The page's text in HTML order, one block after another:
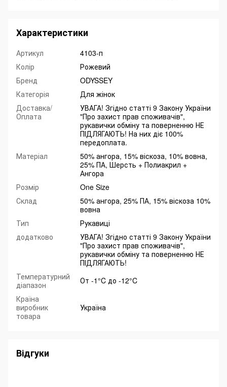
Характеристики
Артикул
4103-п
Колір
Рожевий
Бренд
ODYSSEY
Категорія
Для жінок
Доставка/
Оплата
УВАГА! Згідно статті 9 Закону України
"Про захист прав споживачів",
рукавички обміну та поверненню НЕ
ПІДЛЯГАЮТЬ! На них діє 100%
передоплата.
Матеріал
50% ангора, 15% віскоза, 10% вовна,
25% ПА, Шерсть + Полиакрил +
Ангора
Розмір
One Size
Склад
50% ангора, 25% ПА, 15% віскоза 10%
вовна
Тип
Рукавиці
додатково
УВАГА! Згідно статті 9 Закону України
"Про захист прав споживачів",
рукавички обміну та поверненню НЕ
ПІДЛЯГАЮТЬ!
Температурний
діапазон
От -1°C до -12°C
Країна
виробник
товара
Україна
Відгуки